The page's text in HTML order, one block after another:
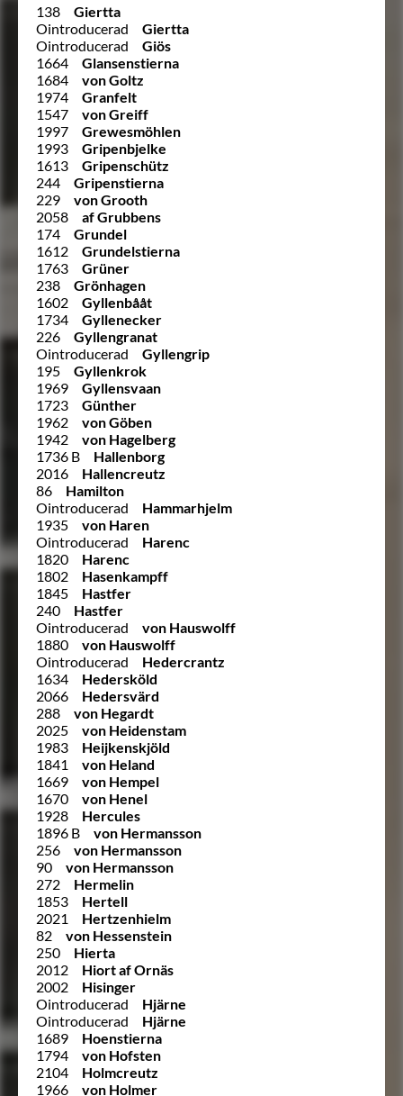
138
Giertta
Ointroducerad
Giertta
Ointroducerad
Giös
1664
Glansenstierna
1684
von Goltz
1974
Granfelt
1547
von Greiff
1997
Grewesmöhlen
1993
Gripenbjelke
1613
Gripenschütz
244
Gripenstierna
229
von Grooth
2058
af Grubbens
174
Grundel
1612
Grundelstierna
1763
Grüner
238
Grönhagen
1602
Gyllenbååt
1734
Gyllenecker
226
Gyllengranat
Ointroducerad
Gyllengrip
195
Gyllenkrok
1969
Gyllensvaan
1723
Günther
1962
von Göben
1942
von Hagelberg
1736 B
Hallenborg
2016
Hallencreutz
86
Hamilton
Ointroducerad
Hammarhjelm
1935
von Haren
Ointroducerad
Harenc
1820
Harenc
1802
Hasenkampff
1845
Hastfer
240
Hastfer
Ointroducerad
von Hauswolff
1880
von Hauswolff
Ointroducerad
Hedercrantz
1634
Hedersköld
2066
Hedersvärd
288
von Hegardt
2025
von Heidenstam
1983
Heijkenskjöld
1841
von Heland
1669
von Hempel
1670
von Henel
1928
Hercules
1896 B
von Hermansson
256
von Hermansson
90
von Hermansson
272
Hermelin
1853
Hertell
2021
Hertzenhielm
82
von Hessenstein
250
Hierta
2012
Hiort af Ornäs
2002
Hisinger
Ointroducerad
Hjärne
Ointroducerad
Hjärne
1689
Hoenstierna
1794
von Hofsten
2104
Holmcreutz
1966
von Holmer